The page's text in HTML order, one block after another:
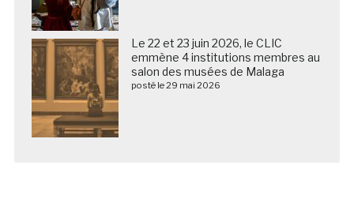
Le 22 et 23 juin 2026, le CLIC
emmène 4 institutions membres au
salon des musées de Malaga
posté le 29 mai 2026